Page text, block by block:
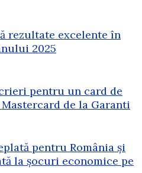
rezultate excelente în
2025
pentru un card de
de la Garanti
pentru România și
la șocuri economice pe